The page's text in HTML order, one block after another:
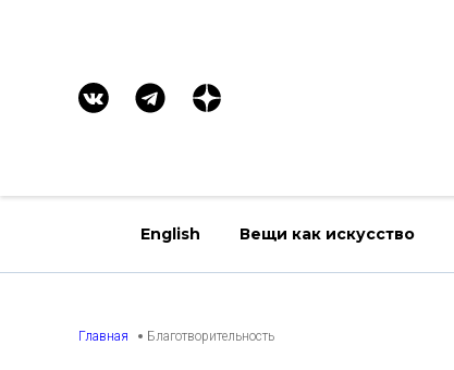
English Вещи как искусство
Главная Благотворительность